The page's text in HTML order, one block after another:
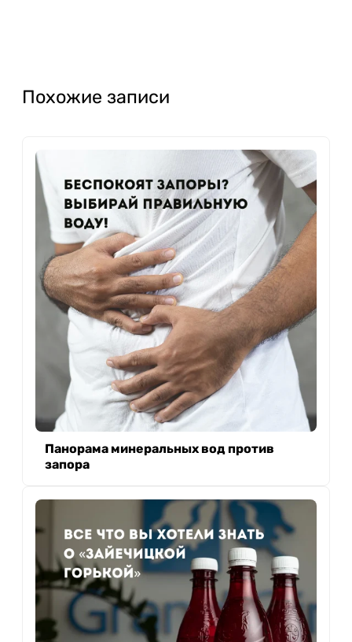
Похожие записи
Панорама минеральных вод против
запора